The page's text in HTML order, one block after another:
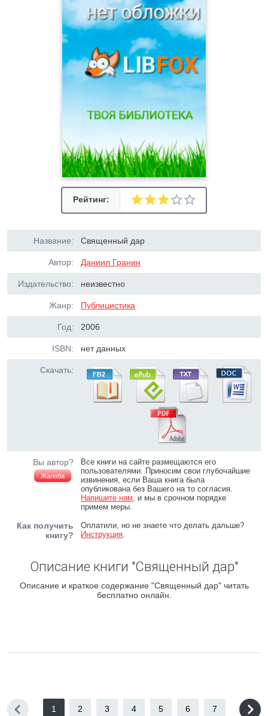
Рейтинг:
Название: Священный дар
Автор: Даниил Гранин
Издательство: неизвестно
Жанр: Публицистика
Год: 2006
ISBN: нет данных
Скачать:
Вы автор?
Жалоба
Все книги на сайте размещаются его
пользователями. Приносим свои глубочайшие
извинения, если Ваша книга была
опубликована без Вашего на то согласия.
Напишите нам, и мы в срочном порядке
примем меры.
Как получить
книгу?
Оплатили, но не знаете что делать дальше?
Инструкция.
Описание книги "Священный дар"
Описание и краткое содержание "Священный дар" читать
бесплатно онлайн.
1 2 3 4 5 6 7